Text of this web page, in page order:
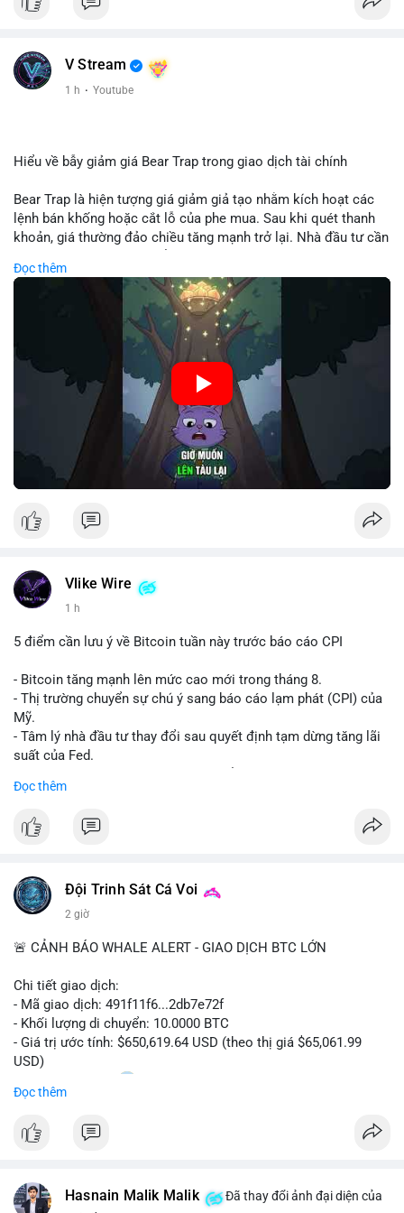
V Stream
1 h · Youtube
Hiểu về bẫy giảm giá Bear Trap trong giao dịch tài chính
Bear Trap là hiện tượng giá giảm giả tạo nhằm kích hoạt các
lệnh bán khống hoặc cắt lỗ của phe mua. Sau khi quét thanh
khoản, giá thường đảo chiều tăng mạnh trở lại. Nhà đầu tư cần
hóa điểm vào lệnh.
🎥 Xem video trực tiếp tại:
Nguồn: Cú Thông Thái
Đọc thêm
Vlike Wire
1 h
5 điểm cần lưu ý về Bitcoin tuần này trước báo cáo CPI
- Bitcoin tăng mạnh lên mức cao mới trong tháng 8.
- Thị trường chuyển sự chú ý sang báo cáo lạm phát (CPI) của
Mỹ.
- Tâm lý nhà đầu tư thay đổi sau quyết định tạm dừng tăng lãi
suất của Fed.
theo.
#bitcoin #btc #cryptonews
#vlikevn #titanbot
📰 Nguồn: Cointelegraph
Đọc thêm
Đội Trinh Sát Cá Voi
2 giờ
🚨 CẢNH BÁO WHALE ALERT - GIAO DỊCH BTC LỚN
Chi tiết giao dịch:
- Mã giao dịch: 491f11f6...2db7e72f
- Khối lượng di chuyển: 10.0000 BTC
- Giá trị ước tính: $650,619.64 USD (theo thị giá $65,061.99
USD)
- Thời gian: 11:20
Nhận định phân tích hành vi của Cá voi dựa trên giao dịch này:
Giao dịch 10 BTC trị giá hơn 650 nghìn USD được thực hiện
lớn. Mức khối lượng này không quá lớn để gây áp lực bán trực
Đọc thêm
Hasnain Malik Malik
Đã thay đổi ảnh đại diện của